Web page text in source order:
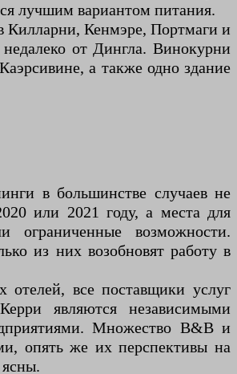
лучшим вариантом питания.
Килларни, Кенмэре, Портмаги и
от Дингла. Винокурни
а также одно здание
в большинстве случаев не
или 2021 году, а места для
ограниченные возможности.
из них возобновят работу в
отелей, все поставщики услуг
являются независимыми
Множество B&B и
опять же их перспективы на
ясны.